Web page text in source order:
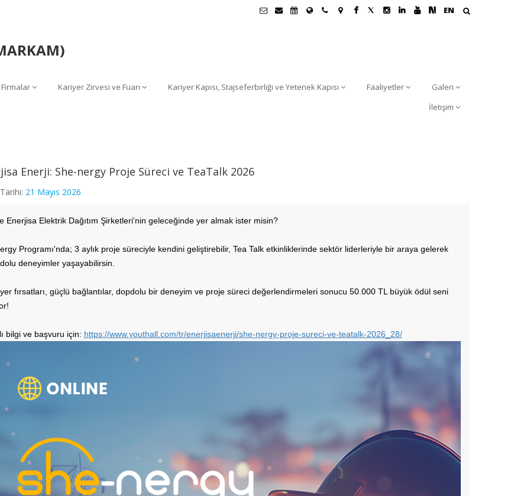
EN
Kariyer Zirvesi ve Fuarı Kariyer Kapısı, Stajseferbirliği ve Yetenek Kapısı Faaliyetler
Galeri
İletişim
Enerji: She-nergy Proje Süreci ve TeaTalk 2026
21 Mayıs 2026
Enerjisa Elektrik Dağıtım Şirketleri'nin geleceğinde yer almak ister misin?
Programı'nda; 3 aylık proje süreciyle kendini geliştirebilir, Tea Talk etkinliklerinde sektör liderleriyle bir araya gelerek
deneyimler yaşayabilirsin.
fırsatları, güçlü bağlantılar, dopdolu bir deneyim ve proje süreci değerlendirmeleri sonucu 50.000 TL büyük ödül seni
bilgi ve başvuru için: https://www.youthall.com/tr/enerjisaenerji/she-nergy-proje-sureci-ve-teatalk-2026_28/